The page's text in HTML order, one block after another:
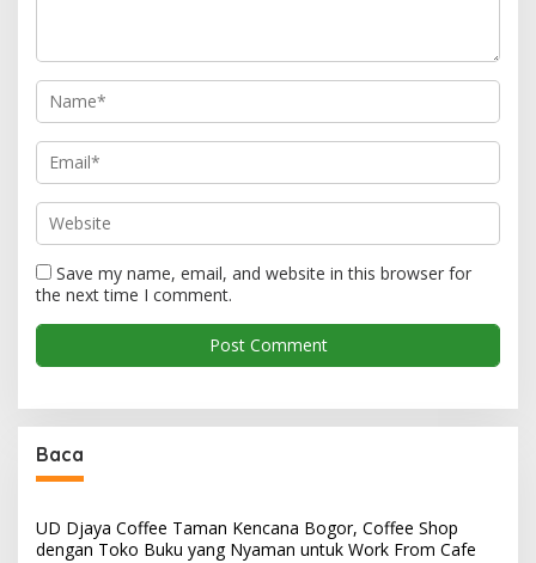
Save my name, email, and website in this browser for
the next time I comment.
Baca
UD Djaya Coffee Taman Kencana Bogor, Coffee Shop
dengan Toko Buku yang Nyaman untuk Work From Cafe